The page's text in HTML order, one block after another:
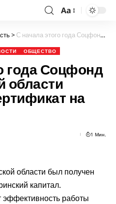
Aa
> С начала этого года Соцфонд в Запорожской области выдал 2331 сертификат на маткапитал
ОБЩЕСТВО
года Соцфонд
области
на
1 Мин.
области был получен
капитал.
эффективность работы